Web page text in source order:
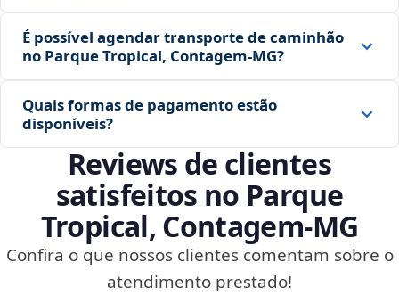
É possível agendar transporte de caminhão
no Parque Tropical, Contagem‑MG?
Quais formas de pagamento estão
disponíveis?
Reviews de clientes
satisfeitos no Parque
Tropical, Contagem‑MG
Confira o que nossos clientes comentam sobre o
atendimento prestado!